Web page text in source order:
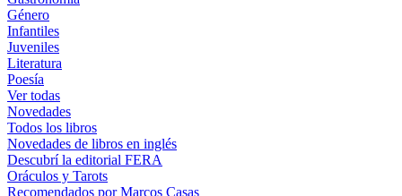
Género
Infantiles
Juveniles
Literatura
Poesía
Ver todas
Novedades
Todos los libros
Novedades de libros en inglés
Descubrí la editorial FERA
Oráculos y Tarots
Recomendados por Marcos Casas